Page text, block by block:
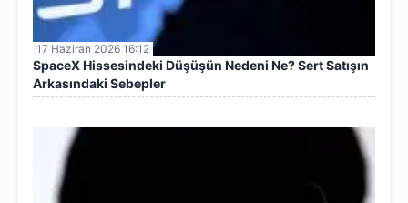
17 Haziran 2026 16:12
SpaceX Hissesindeki Düşüşün Nedeni Ne? Sert Satışın
Arkasındaki Sebepler